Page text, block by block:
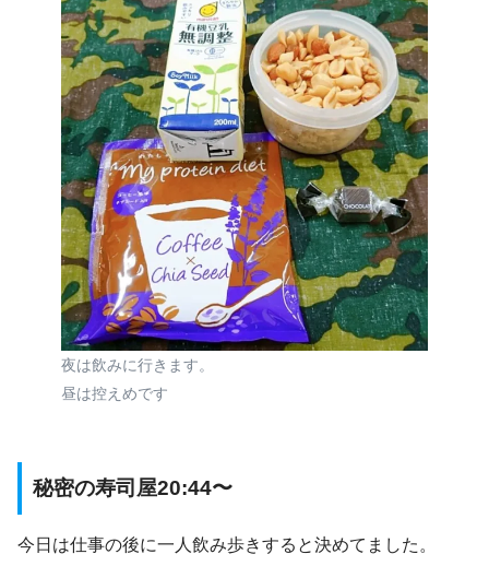
夜は飲みに行きます。
昼は控えめです
秘密の寿司屋20:44〜
今日は仕事の後に一人飲み歩きすると決めてました。